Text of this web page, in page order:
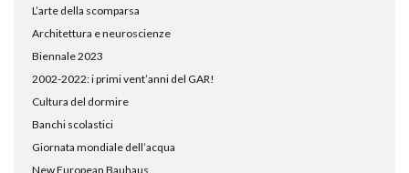
L’arte della scomparsa
Architettura e neuroscienze
Biennale 2023
2002-2022: i primi vent’anni del GAR!
Cultura del dormire
Banchi scolastici
Giornata mondiale dell’acqua
New European Bauhaus